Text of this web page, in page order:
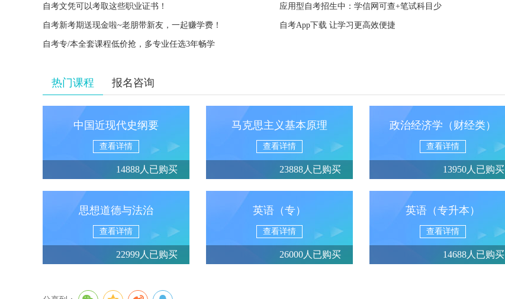
自考文凭可以考取这些职业证书！ 应用型自考招生中：学信网可查+笔试科目少
自考新考期送现金啦~老朋带新友，一起赚学费！ 自考App下载 让学习更高效便捷
自考专/本全套课程低价抢，多专业任选3年畅学
热门课程 报名咨询
中国近现代史纲要
查看详情
14888人已购买
马克思主义基本原理
查看详情
23888人已购买
政治经济学（财经类）
查看详情
13950人已购买
思想道德与法治
查看详情
22999人已购买
英语（专）
查看详情
26000人已购买
英语（专升本）
查看详情
14688人已购买